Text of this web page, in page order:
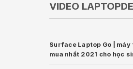
VIDEO
Surface Laptop Go |
mua nhất 2021 cho học